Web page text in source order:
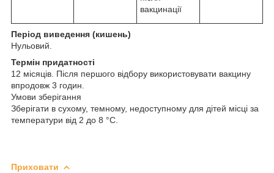
вакцинації
Період виведення (кишень)
Нульовий.
Термін придатності
12 місяців. Після першого відбору використовувати вакцину
впродовж 3 годин.
Умови зберігання
Зберігати в сухому, темному, недоступному для дітей місці за
температури від 2 до 8 °C.
Приховати